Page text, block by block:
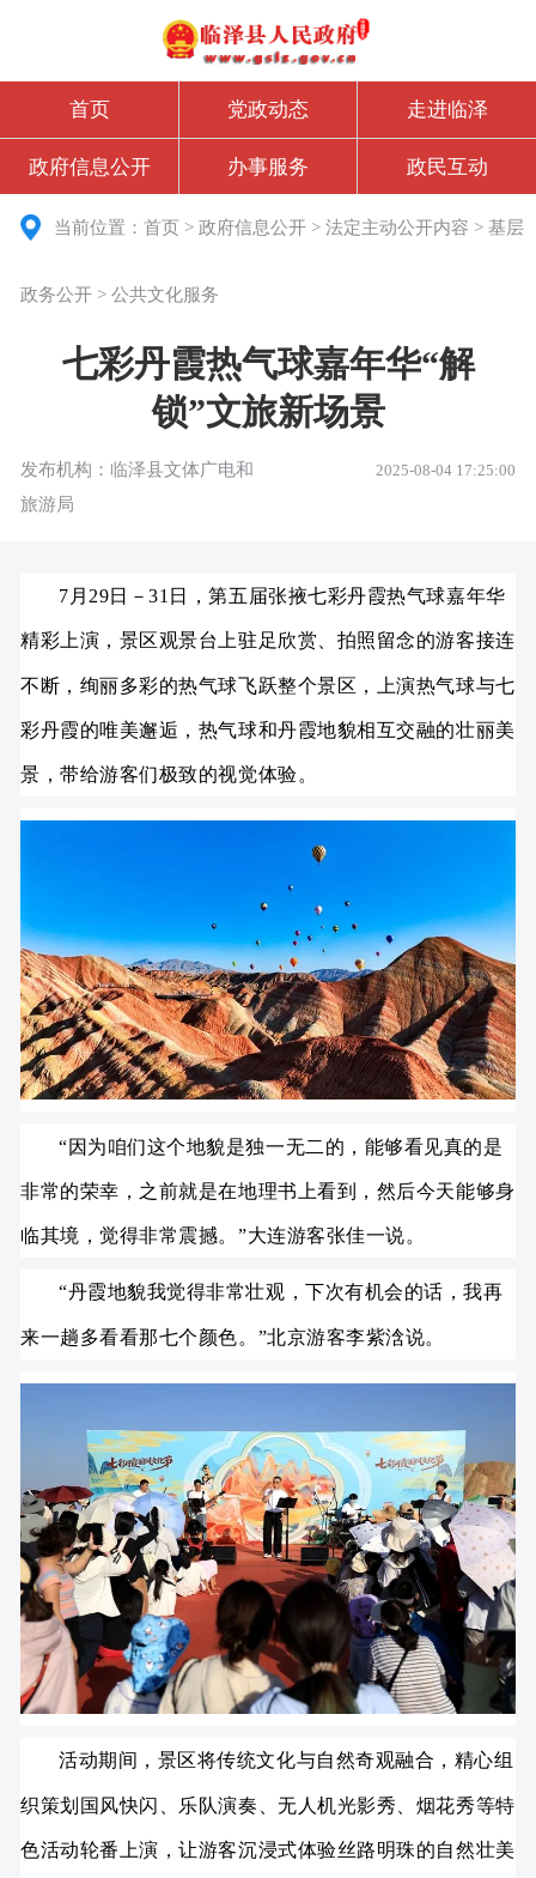
首页 党政动态 走进临泽
政府信息公开 办事服务 政民互动
当前位置：首页 >政府信息公开 >法定主动公开内容 >基层
政务公开 >公共文化服务
七彩丹霞热气球嘉年华“解
锁”文旅新场景
发布机构：临泽县文体广电和
旅游局
2025-08-04 17:25:00
7月29日－31日，第五届张掖七彩丹霞热气球嘉年华
精彩上演，景区观景台上驻足欣赏、拍照留念的游客接连
不断，绚丽多彩的热气球飞跃整个景区，上演热气球与七
彩丹霞的唯美邂逅，热气球和丹霞地貌相互交融的壮丽美
景，带给游客们极致的视觉体验。
“因为咱们这个地貌是独一无二的，能够看见真的是
非常的荣幸，之前就是在地理书上看到，然后今天能够身
临其境，觉得非常震撼。”大连游客张佳一说。
“丹霞地貌我觉得非常壮观，下次有机会的话，我再
来一趟多看看那七个颜色。”北京游客李紫浛说。
活动期间，景区将传统文化与自然奇观融合，精心组
织策划国风快闪、乐队演奏、无人机光影秀、烟花秀等特
色活动轮番上演，让游客沉浸式体验丝路明珠的自然壮美